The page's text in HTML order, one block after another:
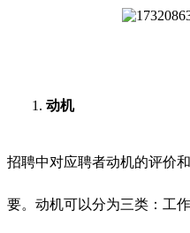
1. 动机
招聘中对应聘者动机的评价
要。动机可以分为三类：工